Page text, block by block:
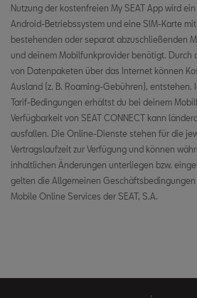
Fernverriegelungs- und
Diebstahlwarnungen
Fernbelüftung
Ferngesteuerte Standheizung
Online-Kartenaktualisierungen
Online-Zielimport
Parkposition
Horn- und Blinker
Fernverriegelungs- und
Diebstahlwarnungen
Fernbelüftung
Ferngesteuerte Standheizung
Nutzung der kostenfreien My SEAT App wird
Android-Betriebssystem und eine SIM-Karte
bestehenden oder separat abzuschließenden
und deinem Mobilfunkprovider benötigt. Durch
von Datenpaketen über das Internet können
Ausland (z. B. Roaming-Gebühren),
Tarif-Bedingungen erhältst du bei deinem
Verfügbarkeit von SEAT CONNECT kann
ausfallen. Die Online-Dienste stehen für die
Vertragslaufzeit zur Verfügung und können
inhaltlichen Änderungen unterliegen bzw.
gelten die Allgemeinen Geschäftsbedingungen
Mobile Online Services der SEAT, S.A.